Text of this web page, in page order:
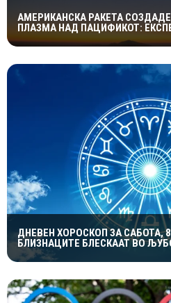
АМЕРИКАНСКА РАКЕТА
ПЛАЗМА НАД ПАЦИФИКОТ:
ПОМОГНЕ ВО ЗАШТИТАТА НА
ДНЕВЕН ХОРОСКОП ЗА САБОТА,
БЛИЗНАЦИТЕ БЛЕСКААТ ВО
КАРИЕРАТА, А ВАГИТЕ ИМААТ
ХАРМОНИЈА